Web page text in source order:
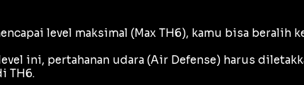
level maksimal (Max TH6), kamu bisa beralih
ini, pertahanan udara (Air Defense) harus
TH6.